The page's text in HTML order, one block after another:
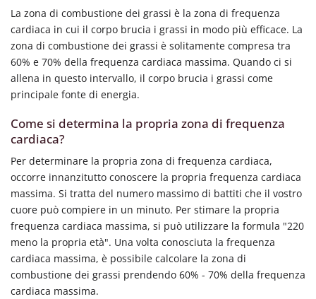
La zona di combustione dei grassi è la zona di frequenza
cardiaca in cui il corpo brucia i grassi in modo più efficace. La
zona di combustione dei grassi è solitamente compresa tra
60% e 70% della frequenza cardiaca massima. Quando ci si
allena in questo intervallo, il corpo brucia i grassi come
principale fonte di energia.
Come si determina la propria zona di frequenza
cardiaca?
Per determinare la propria zona di frequenza cardiaca,
occorre innanzitutto conoscere la propria frequenza cardiaca
massima. Si tratta del numero massimo di battiti che il vostro
cuore può compiere in un minuto. Per stimare la propria
frequenza cardiaca massima, si può utilizzare la formula "220
meno la propria età". Una volta conosciuta la frequenza
cardiaca massima, è possibile calcolare la zona di
combustione dei grassi prendendo 60% - 70% della frequenza
cardiaca massima.